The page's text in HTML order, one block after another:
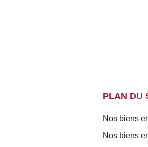
PLAN DU
Nos biens
Nos biens